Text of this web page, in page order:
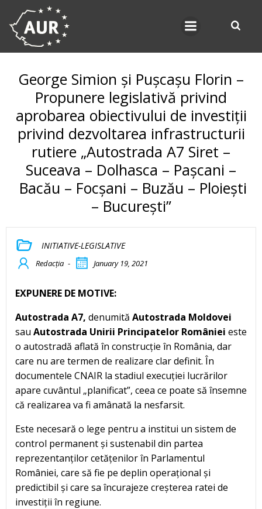
George Simion și Pușcașu Florin –
Propunere legislativă privind
aprobarea obiectivului de investiții
privind dezvoltarea infrastructurii
rutiere „Autostrada A7 Siret –
Suceava – Dolhasca – Pașcani –
Bacău – Focșani – Buzău – Ploiești
– București”
INITIATIVE-LEGISLATIVE
Redacția - January 19, 2021
EXPUNERE DE MOTIVE:
Autostrada A7, denumită Autostrada Moldovei
sau Autostrada Unirii Principatelor României este
o autostradă aflată în construcție în România, dar
care nu are termen de realizare clar definit. În
documentele CNAIR la stadiul execuției lucrărilor
apare cuvântul „planificat”, ceea ce poate să însemne
că realizarea va fi amânată la nesfarsit.
Este necesară o lege pentru a institui un sistem de
control permanent și sustenabil din partea
reprezentanților cetățenilor în Parlamentul
României, care să fie pe deplin operațional și
predictibil și care sa încurajeze creșterea ratei de
investiții în regiune.